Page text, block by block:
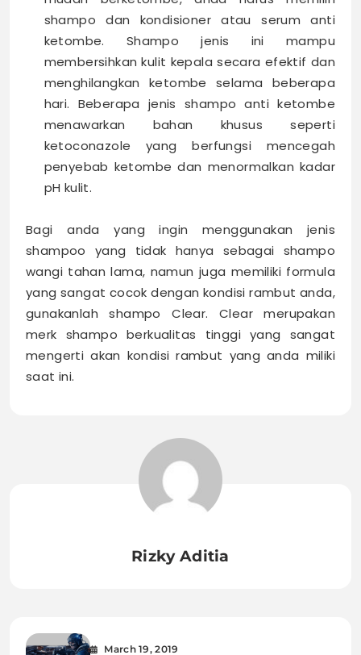
shampo dan kondisioner atau serum anti
ketombe. Shampo jenis ini mampu
membersihkan kulit kepala secara efektif dan
menghilangkan ketombe selama beberapa
hari. Beberapa jenis shampo anti ketombe
menawarkan bahan khusus seperti
ketoconazole yang berfungsi mencegah
penyebab ketombe dan menormalkan kadar
pH kulit.
Bagi anda yang ingin menggunakan jenis
shampoo yang tidak hanya sebagai shampo
wangi tahan lama, namun juga memiliki formula
yang sangat cocok dengan kondisi rambut anda,
gunakanlah shampo Clear. Clear merupakan
merk shampo berkualitas tinggi yang sangat
mengerti akan kondisi rambut yang anda miliki
saat ini.
Rizky Aditia
March 19, 2019